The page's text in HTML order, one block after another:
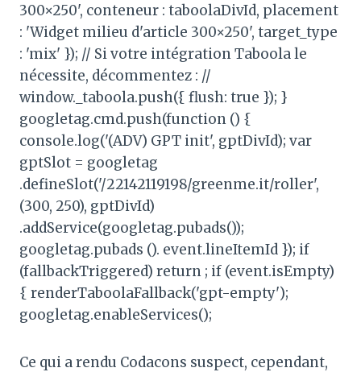
300×250', conteneur : taboolaDivId, placement
: 'Widget milieu d'article 300×250', target_type
: 'mix' }); // Si votre intégration Taboola le
nécessite, décommentez : //
window._taboola.push({ flush: true }); }
googletag.cmd.push(function () {
console.log('(ADV) GPT init', gptDivId); var
gptSlot = googletag
.defineSlot('/22142119198/greenme.it/roller',
(300, 250), gptDivId)
.addService(googletag.pubads());
googletag.pubads (). event.lineItemId }); if
(fallbackTriggered) return ; if (event.isEmpty)
{ renderTaboolaFallback('gpt-empty');
googletag.enableServices();
Ce qui a rendu Codacons suspect, cependant,